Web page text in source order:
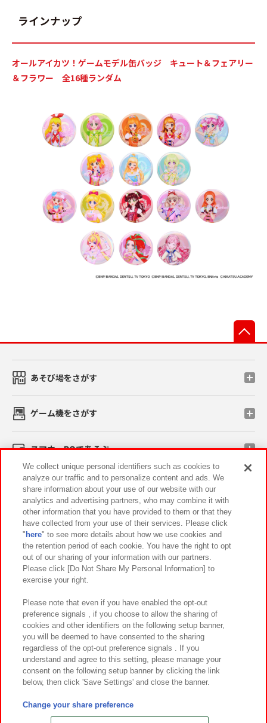
ラインナップ
オールアイカツ！ゲームモデル缶バッジ キュート＆フェアリー
＆フラワー 全16種ランダム
あそび場をさがす
ゲーム機をさがす
スマホ・PCであそぶ
イベント・キャンペーン
関連会社 サステナビリティ サイトポリシー
プライバシーポリシー ウェブアクセシビリティ方針と検証結果
お取引先さまとともに
カスタマーハラスメント対応方針 よくあるご質問・お問い合わせ
©Bandai Namco Amusement Inc.
©Bandai Namco Amusement Lab Inc.
We collect unique personal identifiers such as cookies to
analyze our traffic and to personalize content and ads. We
share information about your use of our website with our
analytics and advertising partners, who may combine it with
other information that you have provided to them or that they
have collected from your use of their services. Please click
" here" to see more details about how we use cookies and
the retention period of each cookie. You have the right to opt
out of our sharing of your information with our partners.
Please click [Do Not Share My Personal Information] to
exercise your right.
Please note that even if you have enabled the opt-out
preference signals , if you choose to allow the sharing of
cookies and other identifiers on the following setup banner,
you will be deemed to have consented to the sharing
regardless of the opt-out preference signals . If you
understand and agree to this setting, please manage your
consent on the following setup banner by clicking the link
below, then click 'Save Settings' and close the banner.
Change your share preference